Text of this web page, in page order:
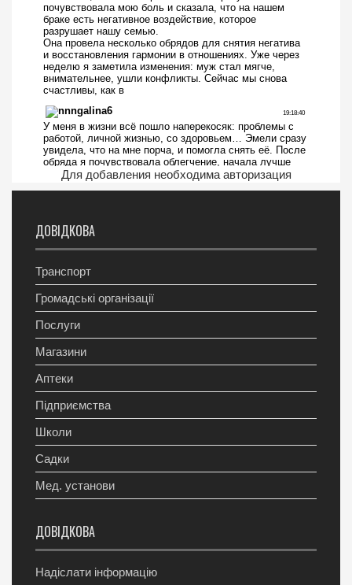
Для добавления необходима авторизация
ДОВІДКОВА
Транспорт
Громадські організації
Послуги
Магазини
Аптеки
Підприємства
Школи
Садки
Мед. установи
ДОВІДКОВА
Надіслати інформацію